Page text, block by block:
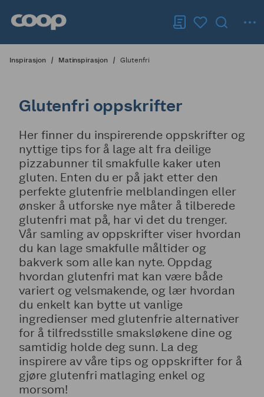
Inspirasjon Matinspirasjon Glutenfri
Glutenfri oppskrifter
Her finner du inspirerende oppskrifter og
nyttige tips for å lage alt fra deilige
pizzabunner til smakfulle kaker uten
gluten. Enten du er på jakt etter den
perfekte glutenfrie melblandingen eller
ønsker å utforske nye måter å tilberede
glutenfri mat på, har vi det du trenger.
Vår samling av oppskrifter viser hvordan
du kan lage smakfulle måltider og
bakverk som alle kan nyte. Oppdag
hvordan glutenfri mat kan være både
variert og velsmakende, og lær hvordan
du enkelt kan bytte ut vanlige
ingredienser med glutenfrie alternativer
for å tilfredsstille smaksløkene dine og
samtidig holde deg sunn. La deg
inspirere av våre tips og oppskrifter for å
gjøre glutenfri matlaging enkel og
morsom!